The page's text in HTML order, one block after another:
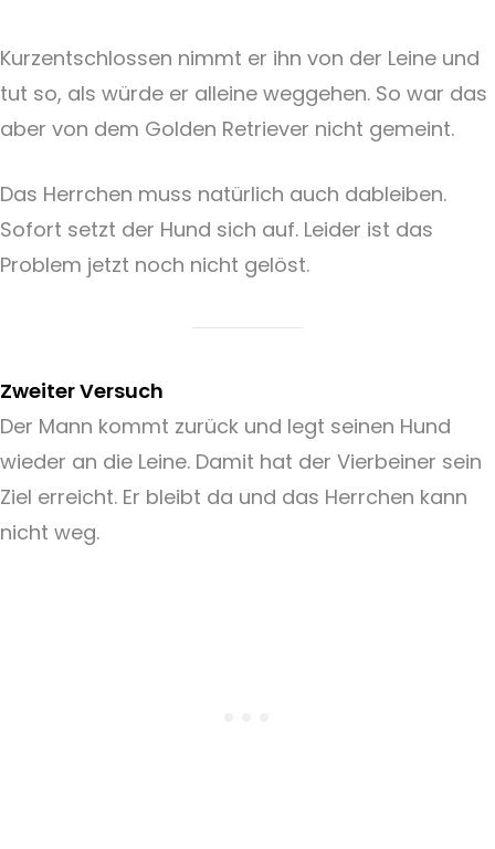
Kurzentschlossen nimmt er ihn von der Leine und
tut so, als würde er alleine weggehen. So war das
aber von dem Golden Retriever nicht gemeint.
Das Herrchen muss natürlich auch dableiben.
Sofort setzt der Hund sich auf. Leider ist das
Problem jetzt noch nicht gelöst.
Zweiter Versuch
Der Mann kommt zurück und legt seinen Hund
wieder an die Leine. Damit hat der Vierbeiner sein
Ziel erreicht. Er bleibt da und das Herrchen kann
nicht weg.